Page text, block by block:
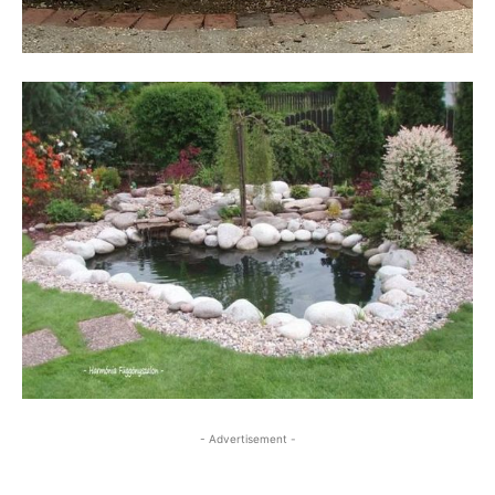
- Advertisement -